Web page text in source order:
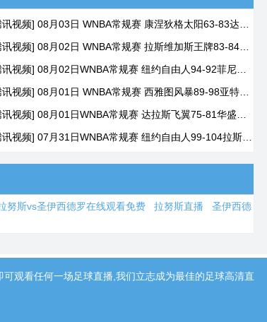
努斯vs圣伊西德罗在线观看免费 拉努斯直播
圣伊西德
观看任何一场足球直播,我们立志成为最佳的足球高清直